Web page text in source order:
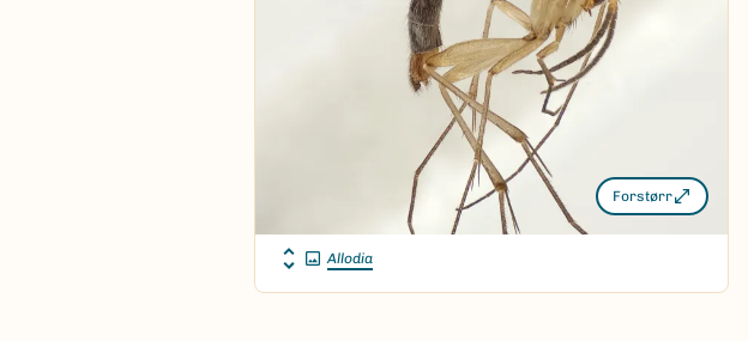
Forstørr
Allodia